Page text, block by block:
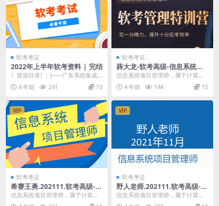
软考考证
2022年上半年软考资料 | 完结
〖资源目录〗: ├──广东系统集成
项目管理工程师 | ├──广东2022年
上半年...
4 年前 241 10
软考考证
薛大龙-软考高级-信息系统项
目管理师 | 完结
信息系统项目管理师，属于计算机
技术与软件（高级）专业技术资
格。通过本考试的合格人...
4 年前 144 15
VIP
软考考证
希赛王勇.202111.软考高级-信
息系统项目管理师 | 完结
信息系统项目管理师，属于计算机
技术与软件（高级）专业技术资
VIP
软考考证
野人老师.202111.软考高级-信
息系统项目管理师 | 完结
信息系统项目管理师，属于计算机
技术与软件（高级）专业技术资